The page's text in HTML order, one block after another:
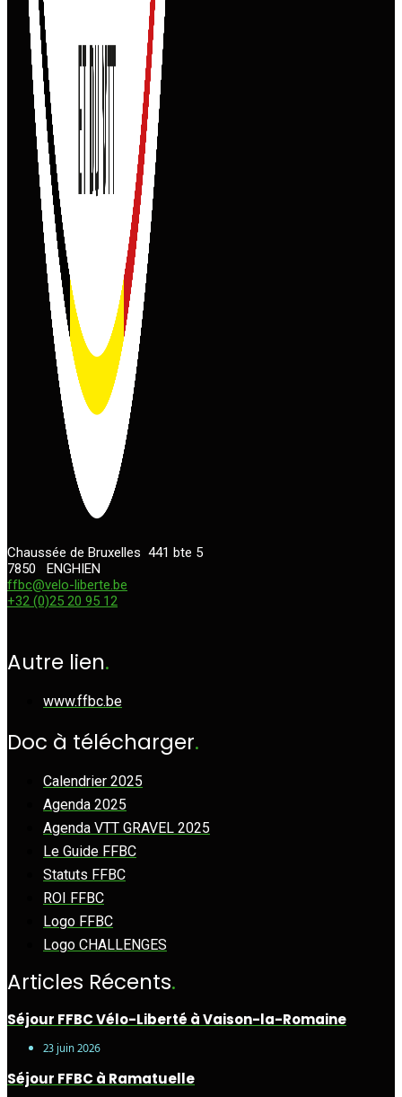
Chaussée de Bruxelles 441 bte 5
7850 ENGHIEN
ffbc@velo-liberte.be
+32 (0)25 20 95 12
Autre lien.
www.ffbc.be
Doc à télécharger.
Calendrier 2025
Agenda 2025
Agenda VTT GRAVEL 2025
Le Guide FFBC
Statuts FFBC
ROI FFBC
Logo FFBC
Logo CHALLENGES
Articles Récents.
Séjour FFBC Vélo-Liberté à Vaison-la-Romaine
23 juin 2026
Séjour FFBC à Ramatuelle